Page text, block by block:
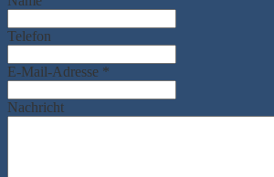
Telefon
E-Mail-Adresse *
Nachricht